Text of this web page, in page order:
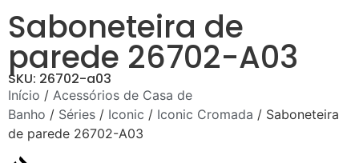
Saboneteira de
parede 26702-A03
SKU: 26702-a03
Início / Acessórios de Casa de
Banho / Séries / Iconic / Iconic Cromada / Saboneteira
de parede 26702-A03